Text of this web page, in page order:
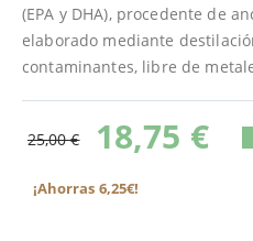
(EPA y DHA), procedente de
elaborado mediante
contaminantes, libre de
25,00 € 18,75 €
¡Ahorras 6,25€!